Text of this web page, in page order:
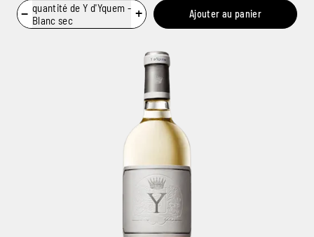
− quantité de Y d'Yquem -
Blanc sec
+ Ajouter au panier